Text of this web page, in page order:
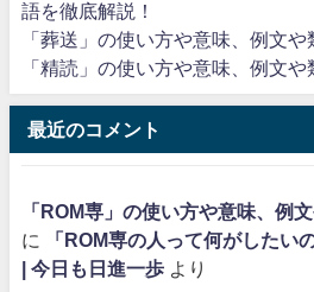
語を徹底解説！
「葬送」の使い方や意味、例文や
「精読」の使い方や意味、例文や
最近のコメント
「ROM専」の使い方や意味、例
に
「ROM専の人って何がしたい
| 今日も日進一歩 より